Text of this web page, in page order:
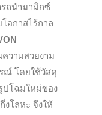
ถนำมามิกซ์
อกาสไร้กาล
วามสวยงาม
ณ์ โดยใช้วัสดุ
ปโฉมใหม่ของ
โลหะ จึงให้